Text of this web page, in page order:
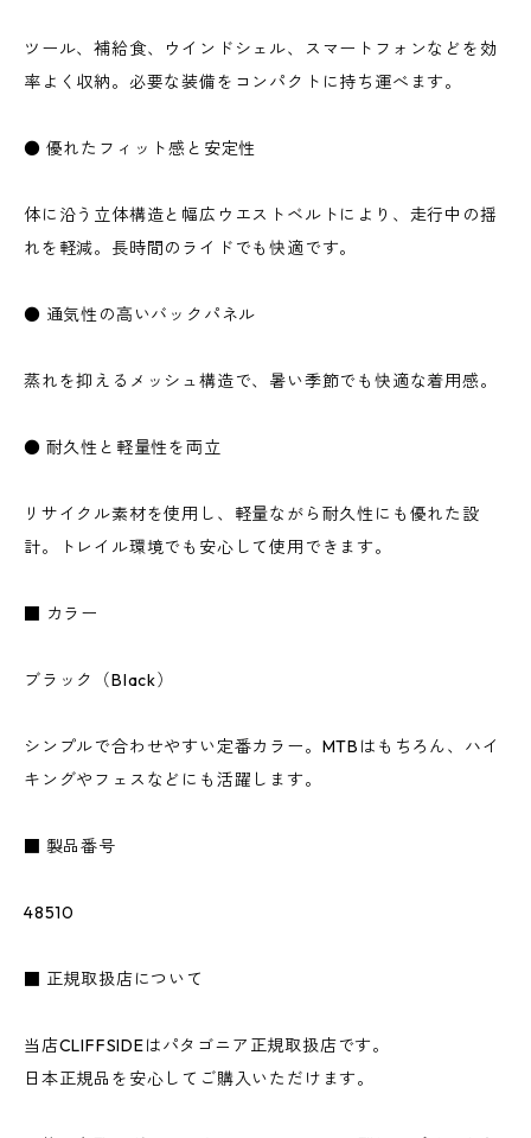
ツール、補給食、ウインドシェル、スマートフォンなどを効
率よく収納。必要な装備をコンパクトに持ち運べます。
● 優れたフィット感と安定性
体に沿う立体構造と幅広ウエストベルトにより、走行中の揺
れを軽減。長時間のライドでも快適です。
● 通気性の高いバックパネル
蒸れを抑えるメッシュ構造で、暑い季節でも快適な着用感。
● 耐久性と軽量性を両立
リサイクル素材を使用し、軽量ながら耐久性にも優れた設
計。トレイル環境でも安心して使用できます。
■ カラー
ブラック（Black）
シンプルで合わせやすい定番カラー。MTBはもちろん、ハイ
キングやフェスなどにも活躍します。
■ 製品番号
48510
■ 正規取扱店について
当店CLIFFSIDEはパタゴニア正規取扱店です。
日本正規品を安心してご購入いただけます。